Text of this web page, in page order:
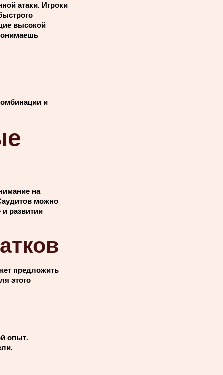
атаки. Игроки
высокой
и
на
можно
развитии
предложить
этого
опыт.